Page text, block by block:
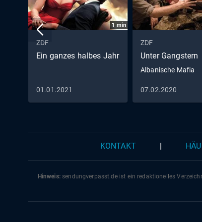
1 min
ZDF
Ein ganzes halbes Jahr
01.01.2021
ZDF
Unter Gangstern
Albanische Mafia
07.02.2020
KONTAKT
Hinweis:sendungverpasst.deist ein redaktionelles